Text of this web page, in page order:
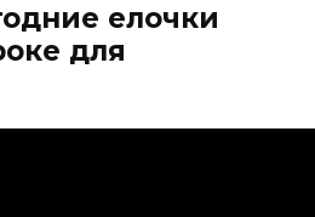
елочки
для